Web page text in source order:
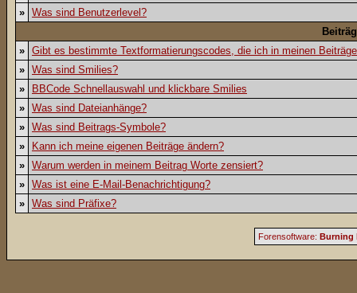
» Was sind Benutzerlevel?
» Gibt es bestimmte Textformatierungscodes, die ich in meinen
» Was sind Smilies?
»
BBCode Schnellauswahl und klickbare Smilies
» Was sind Dateianhänge?
» Was sind Beitrags-Symbole?
»
Kann ich meine eigenen Beiträge ändern?
» Warum werden in meinem Beitrag Worte zensiert?
» Was ist eine E-Mail-Benachrichtigung?
» Was sind Präfixe?
Forensoftware: Burning